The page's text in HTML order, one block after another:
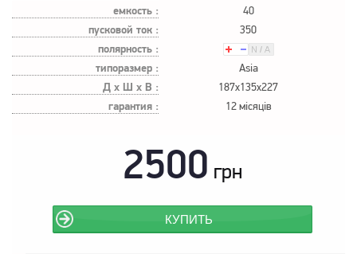
емкость : 40
пусковой ток : 350
полярность :
типоразмер :
Asia
Д х Ш х В : 187x135x227
гарантия : 12 місяців
2500 грн
КУПИТЬ